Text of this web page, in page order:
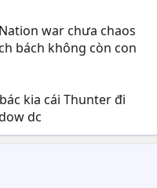
war chưa chaos
bách không còn con
kia cái Thunter đi
dc